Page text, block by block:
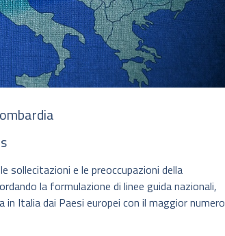
sollecitazioni e le preoccupazioni della
la formulazione di linee guida nazionali,
Italia dai Paesi europei con il maggior numero